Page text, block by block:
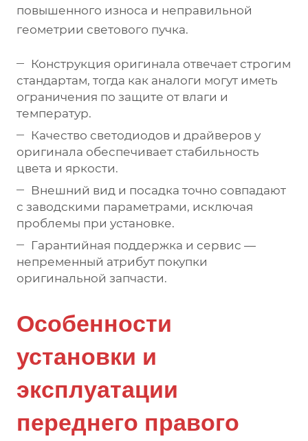
повышенного износа и неправильной
геометрии светового пучка.
Конструкция оригинала отвечает строгим
стандартам, тогда как аналоги могут иметь
ограничения по защите от влаги и
температур.
Качество светодиодов и драйверов у
оригинала обеспечивает стабильность
цвета и яркости.
Внешний вид и посадка точно совпадают
с заводскими параметрами, исключая
проблемы при установке.
Гарантийная поддержка и сервис —
непременный атрибут покупки
оригинальной запчасти.
Особенности
установки и
эксплуатации
переднего правого